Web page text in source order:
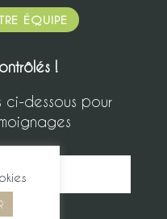
ÉQUIPE
!
ci-dessous pour